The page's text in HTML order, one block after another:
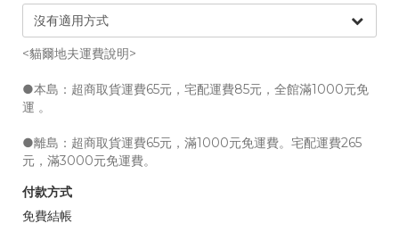
<貓爾地夫運費說明>
●本島：超商取貨運費65元，宅配運費85元，全館滿1000元免
運 。
●離島：超商取貨運費65元，滿1000元免運費。宅配運費265
元，滿3000元免運費。
付款方式
免費結帳